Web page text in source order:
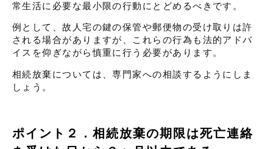
常生活に必要な最小限の行動にとどめるべきです。
例として、故人宅の鍵の保管や郵便物の受け取りは許
される場合がありますが、これらの行為も法的アドバ
イスを仰ぎながら慎重に行う必要があります。
相続放棄については、専門家への相談するようにしま
しょう。
ポイント２．相続放棄の期限は死亡連絡